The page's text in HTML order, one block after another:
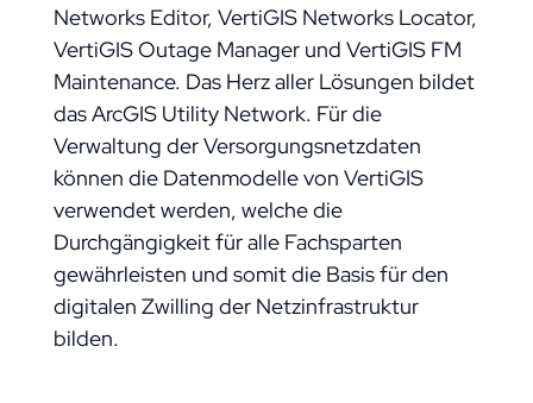
Networks Editor, VertiGIS Networks Locator,
VertiGIS Outage Manager und VertiGIS FM
Maintenance. Das Herz aller Lösungen bildet
das ArcGIS Utility Network. Für die
Verwaltung der Versorgungsnetzdaten
können die Datenmodelle von VertiGIS
verwendet werden, welche die
Durchgängigkeit für alle Fachsparten
gewährleisten und somit die Basis für den
digitalen Zwilling der Netzinfrastruktur
bilden.